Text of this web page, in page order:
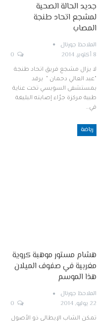
جديد الحالة الصحية
لمشجع اتحاد طنجة
المصاب
الملاحظ جورنال
8 أكتوبر, 2014
لا يزال مشجع فريق اتحاد طنجة
"عبد العالي دحمان " يرقد
بمستشفى السويسي تحت عناية
طبية مركزة جرّاء إصابته البليغة
في…
رياضة
هشام مستور موهبة كروية
مغربية في صفوف الميلان
هذا الموسم
الملاحظ جورنال
22 يوليو, 2014
تمكن الشاب الإيطالي ذو الأصول